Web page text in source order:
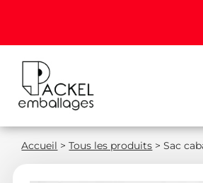
Accueil >Tous les produits >Sac